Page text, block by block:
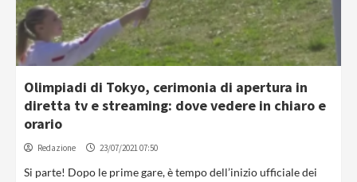
Olimpiadi di Tokyo, cerimonia di apertura in
diretta tv e streaming: dove vedere in chiaro e
orario
Redazione 23/07/2021 07:50
Si parte! Dopo le prime gare, è tempo dell’inizio ufficiale dei